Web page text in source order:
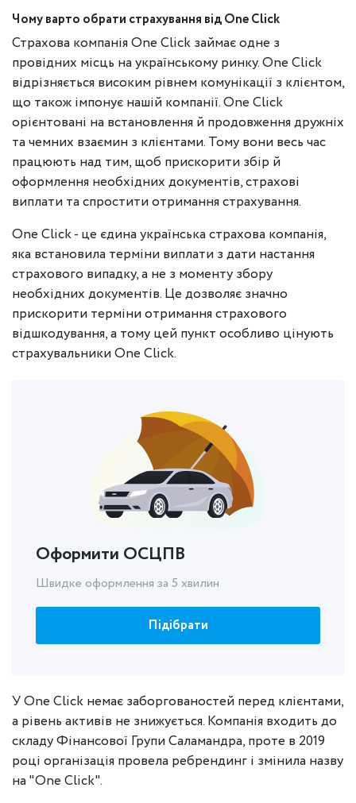
Чому варто обрати страхування від One Click
Страхова компанія One Click займає одне з
провідних місць на українському ринку. One Click
відрізняється високим рівнем комунікації з клієнтом,
що також імпонує нашій компанії. One Click
орієнтовані на встановлення й продовження дружніх
та чемних взаємин з клієнтами. Тому вони весь час
працюють над тим, щоб прискорити збір й
оформлення необхідних документів, страхові
виплати та спростити отримання страхування.
One Click - це єдина українська страхова компанія,
яка встановила терміни виплати з дати настання
страхового випадку, а не з моменту збору
необхідних документів. Це дозволяє значно
прискорити терміни отримання страхового
відшкодування, а тому цей пункт особливо цінують
страхувальники One Click.
Оформити ОСЦПВ
Швидке оформлення за 5 хвилин
Підібрати
У One Click немає заборгованостей перед клієнтами,
а рівень активів не знижується. Компанія входить до
складу Фінансової Групи Саламандра, проте в 2019
році організація провела ребрендинг і змінила назву
на "One Click".